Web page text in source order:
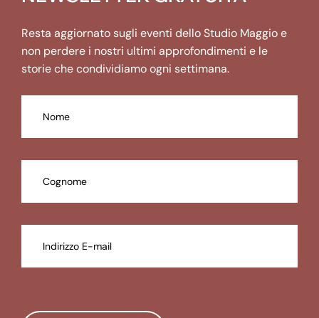
Resta aggiornato sugli eventi dello Studio Maggio e
non perdere i nostri ultimi approfondimenti e le
storie che condividiamo ogni settimana.